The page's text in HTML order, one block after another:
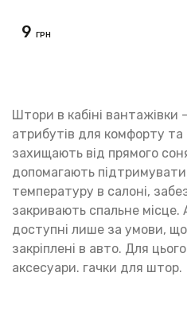
9 ГРН
Штори в кабіні
атрибутів для комфорту
захищають від прямого
допомагають
температуру в салоні,
закривають спальне місце.
доступні лише за умови,
закріплені в авто. Для
аксесуари. гачки для штор.